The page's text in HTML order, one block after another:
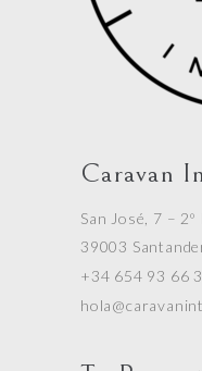
Caravan
San José, 7 – 2º
39003
+34 654 93 66